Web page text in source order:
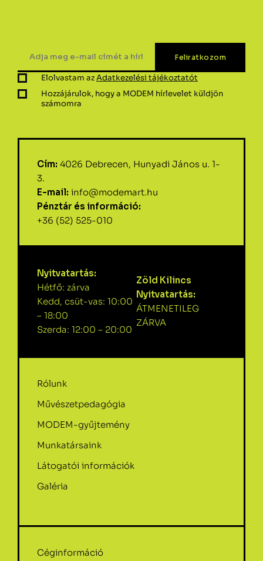
Elolvastam azAdatkezelési tájékoztatót
Hozzájárulok, hogy a MODEM hírlevelet küldjön
számomra
Cím: 4026 Debrecen, Hunyadi János u. 1-
3.
E-mail: info@modemart.hu
Pénztár és információ:
+36 (52) 525-010
Nyitvatartás:
Hétfő: zárva
Kedd, csüt-vas: 10:00
– 18:00
Szerda: 12:00 – 20:00
Zöld Kilincs
Nyitvatartás:
ÁTMENETILEG
ZÁRVA
Rólunk
Művészetpedagógia
MODEM-gyűjtemény
Munkatársaink
Látogatói információk
Galéria
Céginformáció